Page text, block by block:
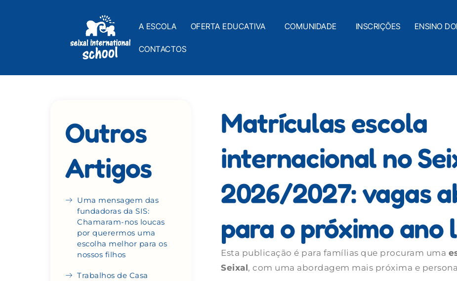
A ESCOLA OFERTA EDUCATIVA COMUNIDADE INSCRIÇÕES ENSINO
CONTACTOS
Outros
Artigos
Uma mensagem das
fundadoras da SIS:
Chamaram-nos loucas
por querermos uma
escolha melhor para os
nossos filhos
Trabalhos de Casa
Matrículas escola
internacional no
2026/2027: vagas
para o próximo ano
Esta publicação é para famílias que procuram uma
Seixal, com uma abordagem mais próxima e